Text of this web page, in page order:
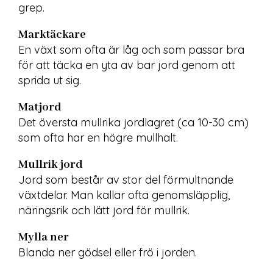
grep.
Marktäckare
En växt som ofta är låg och som passar bra
för att täcka en yta av bar jord genom att
sprida ut sig.
Matjord
Det översta mullrika jordlagret (ca 10-30 cm)
som ofta har en högre mullhalt.
Mullrik jord
Jord som består av stor del förmultnande
växtdelar. Man kallar ofta genomsläpplig,
näringsrik och lätt jord för mullrik.
Mylla ner
Blanda ner gödsel eller frö i jorden.